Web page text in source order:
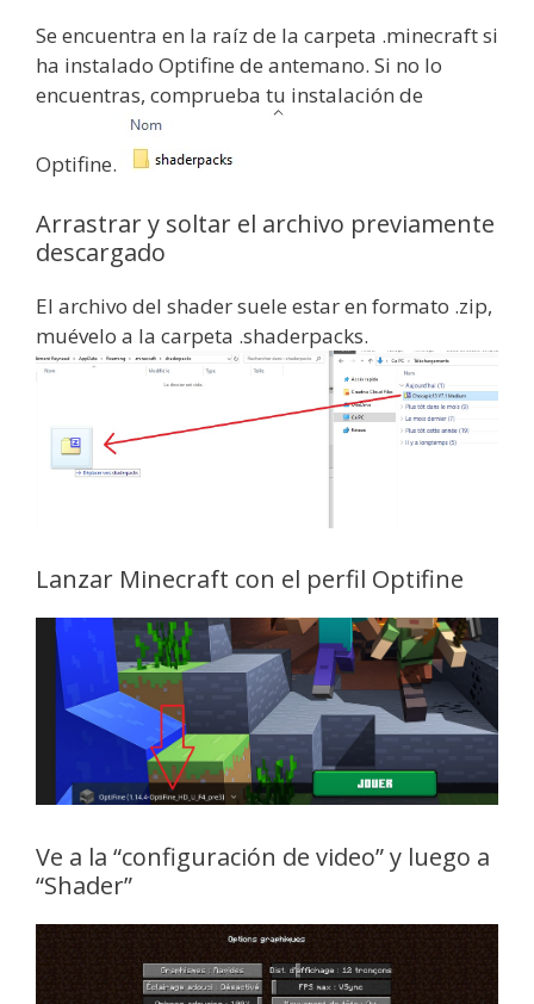
Se encuentra en la raíz de la carpeta .minecraft si
ha instalado Optifine de antemano. Si no lo
encuentras, comprueba tu instalación de
Optifine.
Arrastrar y soltar el archivo previamente
descargado
El archivo del shader suele estar en formato .zip,
muévelo a la carpeta .shaderpacks.
Lanzar Minecraft con el perfil Optifine
Ve a la “configuración de video” y luego a
“Shader”